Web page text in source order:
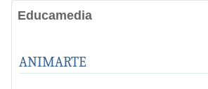
Educamedia
ANIMARTE